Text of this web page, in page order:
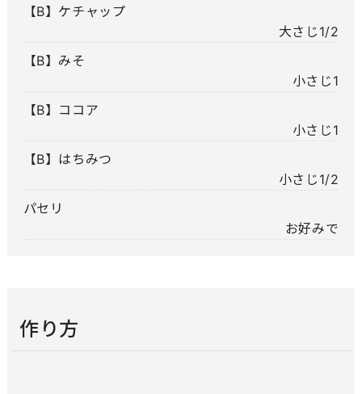
【B】ケチャップ
大さじ1/2
【B】みそ
小さじ1
【B】ココア
小さじ1
【B】はちみつ
小さじ1/2
パセリ
お好みで
作り方